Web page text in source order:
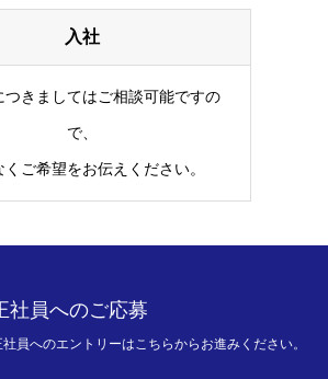
入社
つきましてはご相談可能ですの
で、
くご希望をお伝えください。
社員へのご応募
社員へのエントリーはこちらからお進みください。